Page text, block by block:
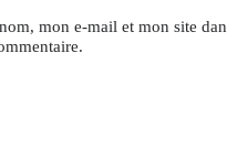
mon e-mail et mon site